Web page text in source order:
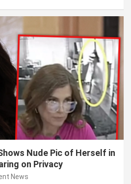
Nude Pic of Herself in
on Privacy
News